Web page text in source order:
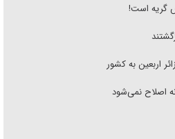
گریه است!
اصلاح نمی‌شود